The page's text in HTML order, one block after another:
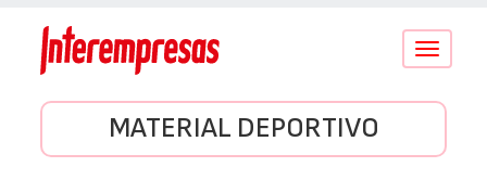
Conmutar
MATERIAL DEPORTIVO